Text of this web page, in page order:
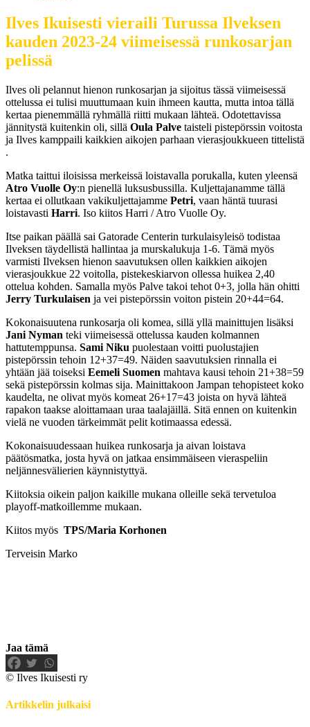
Ilves Ikuisesti vieraili Turussa Ilveksen
kauden 2023-24 viimeisessä runkosarjan
pelissä
Ilves oli pelannut hienon runkosarjan ja sijoitus tässä viimeisessä
ottelussa ei tulisi muuttumaan kuin ihmeen kautta, mutta intoa tällä
kertaa pienemmällä ryhmällä riitti mukaan lähteä. Odotettavissa
jännitystä kuitenkin oli, sillä Oula Palve taisteli pistepörssin voitosta
ja Ilves kamppaili kaikkien aikojen parhaan vierasjoukkueen tittelistä
.
Matka taittui iloisissa merkeissä loistavalla porukalla, kuten yleensä
Atro Vuolle Oy:n pienellä luksusbussilla. Kuljettajanamme tällä
kertaa ei ollutkaan vakikuljettajamme Petri, vaan häntä tuurasi
loistavasti Harri. Iso kiitos Harri / Atro Vuolle Oy.
Itse paikan päällä sai Gatorade Centerin turkulaisyleisö todistaa
Ilveksen täydellistä hallintaa ja murskalukuja 1-6. Tämä myös
varmisti Ilveksen hienon saavutuksen ollen kaikkien aikojen
vierasjoukkue 22 voitolla, pistekeskiarvon ollessa huikea 2,40
ottelua kohden. Samalla myös Palve takoi tehot 0+3, jolla hän ohitti
Jerry Turkulaisen ja vei pistepörssin voiton pistein 20+44=64.
Kokonaisuutena runkosarja oli komea, sillä yllä mainittujen lisäksi
Jani Nyman teki viimeisessä ottelussa kauden kolmannen
hattutemppunsa. Sami Niku puolestaan voitti puolustajien
pistepörssin tehoin 12+37=49. Näiden saavutuksien rinnalla ei
yhtään jää toiseksi Eemeli Suomen mahtava kausi tehoin 21+38=59
sekä pistepörssin kolmas sija. Mainittakoon Jampan tehopisteet koko
kaudelta, ne olivat myös komeat 26+17=43 joista on hyvä lähteä
rapakon taakse aloittamaan uraa taalajäillä. Sitä ennen on kuitenkin
vielä ne vuoden tärkeimmät pelit kotimaassa edessä.
Kokonaisuudessaan huikea runkosarja ja aivan loistava
päätösmatka, josta hyvä on jatkaa ensimmäiseen vieraspeliin
neljännesvälierien käynnistyttyä.
Kiitoksia oikein paljon kaikille mukana olleille sekä tervetuloa
playoff-matkoillemme mukaan.
Kiitos myös TPS/Maria Korhonen
Terveisin Marko
Jaa tämä
© Ilves Ikuisesti ry
Artikkelin julkaisi